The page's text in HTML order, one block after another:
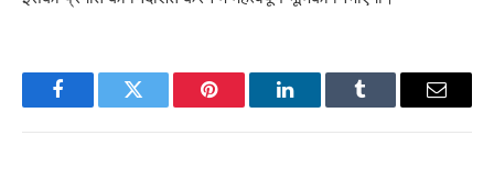
FacebookTwitter Pinterest LinkedInTumblr Email